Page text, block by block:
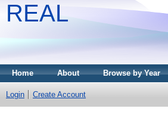
REAL
Home About Browse by Year
Login Create Account